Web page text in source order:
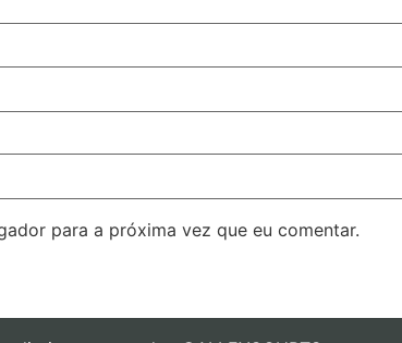
para a próxima vez que eu comentar.